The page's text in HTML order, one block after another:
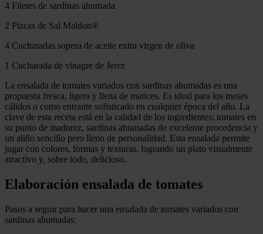
4 Filetes de sardinas ahumada
2 Pizcas de Sal Maldon®
4 Cucharadas sopera de aceite extra virgen de oliva
1 Cucharada de vinagre de Jerez
La ensalada de tomates variados con sardinas ahumadas es una
propuesta fresca, ligera y llena de matices. Es ideal para los meses
cálidos o como entrante sofisticado en cualquier época del año. La
clave de esta receta está en la calidad de los ingredientes: tomates en
su punto de madurez, sardinas ahumadas de excelente procedencia y
un aliño sencillo pero lleno de personalidad. Esta ensalada permite
jugar con colores, formas y texturas, logrando un plato visualmente
atractivo y, sobre todo, delicioso.
Elaboración ensalada de tomates
Pasos a seguir para hacer una ensalada de tomates variados con
sardinas ahumadas: